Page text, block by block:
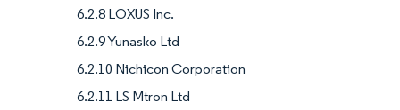
6.2.8 LOXUS Inc.
6.2.9 Yunasko Ltd
6.2.10 Nichicon Corporation
6.2.11 LS Mtron Ltd